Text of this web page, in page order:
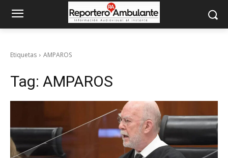
Etiquetas AMPAROS
Tag: AMPAROS